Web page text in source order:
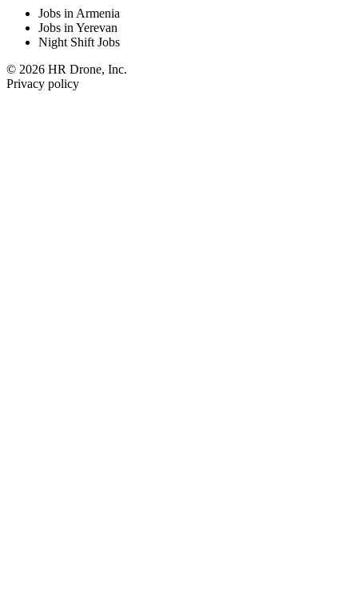
Jobs in Armenia
Jobs in Yerevan
Night Shift Jobs
© 2026 HR Drone, Inc.
Privacy policy